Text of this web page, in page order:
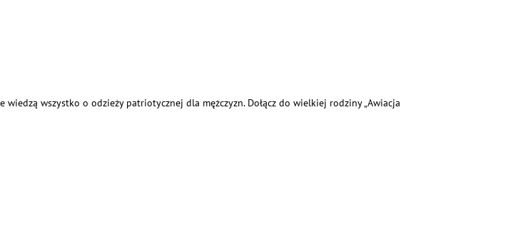
wszystko o odzieży patriotycznej dla mężczyzn. Dołącz do wielkiej rodziny „Awiacja